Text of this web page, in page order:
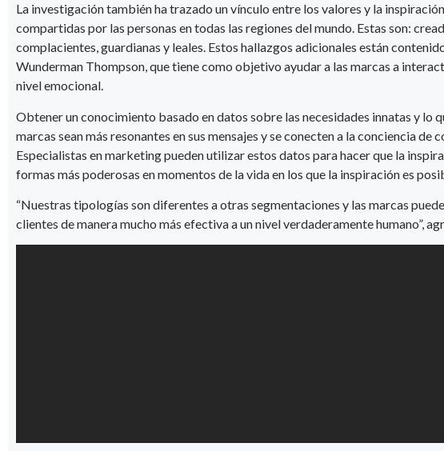
La investigación también ha trazado un vínculo entre los valores y la
compartidas por las personas en todas las regiones del mundo. Estas son:
complacientes, guardianas y leales. Estos hallazgos adicionales están
Wunderman Thompson, que tiene como objetivo ayudar a las marcas a
nivel emocional.
Obtener un conocimiento basado en datos sobre las necesidades innatas y lo
marcas sean más resonantes en sus mensajes y se conecten a la conciencia de
Especialistas en marketing pueden utilizar estos datos para hacer que la
formas más poderosas en momentos de la vida en los que la inspiración es
“Nuestras tipologías son diferentes a otras segmentaciones y las marcas
clientes de manera mucho más efectiva a un nivel verdaderamente humano”,